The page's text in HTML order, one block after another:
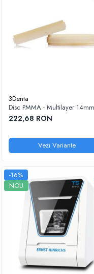
3Denta
Disc PMMA - Multilayer 14mm
222,68 RON
Vezi Variante
-16%
NOU